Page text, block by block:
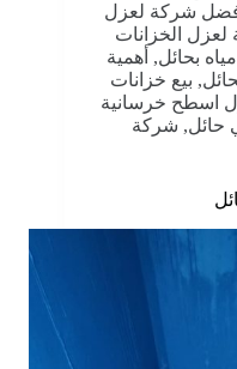
شركة لعزل
الخزانات
بحائل, أهمية
, بيع خزانات
اسطح خرسانية
, شركة